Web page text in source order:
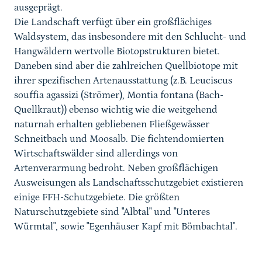
ausgeprägt.
Die Landschaft verfügt über ein großflächiges
Waldsystem, das insbesondere mit den Schlucht- und
Hangwäldern wertvolle Biotopstrukturen bietet.
Daneben sind aber die zahlreichen Quellbiotope mit
ihrer spezifischen Artenausstattung (z.B. Leuciscus
souffia agassizi (Strömer), Montia fontana (Bach-
Quellkraut)) ebenso wichtig wie die weitgehend
naturnah erhalten gebliebenen Fließgewässer
Schneitbach und Moosalb. Die fichtendomierten
Wirtschaftswälder sind allerdings von
Artenverarmung bedroht. Neben großflächigen
Ausweisungen als Landschaftsschutzgebiet existieren
einige FFH-Schutzgebiete. Die größten
Naturschutzgebiete sind "Albtal" und "Unteres
Würmtal", sowie "Egenhäuser Kapf mit Bömbachtal".